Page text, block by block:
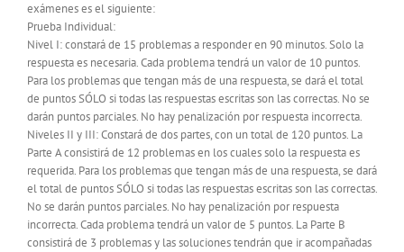
exámenes es el siguiente:
Prueba Individual:
Nivel I: constará de 15 problemas a responder en 90 minutos. Solo la
respuesta es necesaria. Cada problema tendrá un valor de 10 puntos.
Para los problemas que tengan más de una respuesta, se dará el total
de puntos SÓLO si todas las respuestas escritas son las correctas. No se
darán puntos parciales. No hay penalización por respuesta incorrecta.
Niveles II y III: Constará de dos partes, con un total de 120 puntos. La
Parte A consistirá de 12 problemas en los cuales solo la respuesta es
requerida. Para los problemas que tengan más de una respuesta, se dará
el total de puntos SÓLO si todas las respuestas escritas son las correctas.
No se darán puntos parciales. No hay penalización por respuesta
incorrecta. Cada problema tendrá un valor de 5 puntos. La Parte B
consistirá de 3 problemas y las soluciones tendrán que ir acompañadas